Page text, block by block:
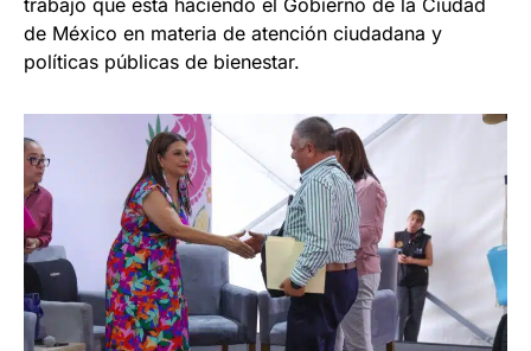
de México en materia de atención ciudadana y
políticas públicas de bienestar.